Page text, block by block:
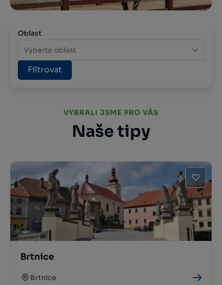
Oblast
Vyberte oblast
Filtrovat
VYBRALI JSME PRO VÁS
Naše tipy
Brtnice
Brtnice